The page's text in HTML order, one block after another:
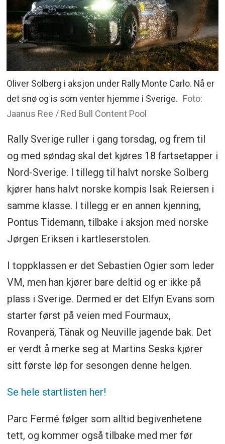
Oliver Solberg i aksjon under Rally Monte Carlo. Nå er
det snø og is som venter hjemme i Sverige. Foto:
Jaanus Ree / Red Bull Content Pool
Rally Sverige ruller i gang torsdag, og frem til
og med søndag skal det kjøres 18 fartsetapper i
Nord-Sverige. I tillegg til halvt norske Solberg
kjører hans halvt norske kompis Isak Reiersen i
samme klasse. I tillegg er en annen kjenning,
Pontus Tidemann, tilbake i aksjon med norske
Jørgen Eriksen i kartleserstolen.
I toppklassen er det Sebastien Ogier som leder
VM, men han kjører bare deltid og er ikke på
plass i Sverige. Dermed er det Elfyn Evans som
starter først på veien med Fourmaux,
Rovanperä, Tänak og Neuville jagende bak. Det
er verdt å merke seg at Martins Sesks kjører
sitt første løp for sesongen denne helgen.
Se hele startlisten her!
Parc Fermé følger som alltid begivenhetene
tett, og kommer også tilbake med mer før